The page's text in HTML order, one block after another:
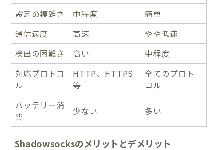
設定の複雑さ
中程度
簡単
通信速度
高速
やや低速
検出の困難さ
高い
中程度
対応プロトコ
ル
HTTP、HTTPS
等
全てのプロト
コル
バッテリー消
費
少ない 多い
Shadowsocksのメリットとデメリット